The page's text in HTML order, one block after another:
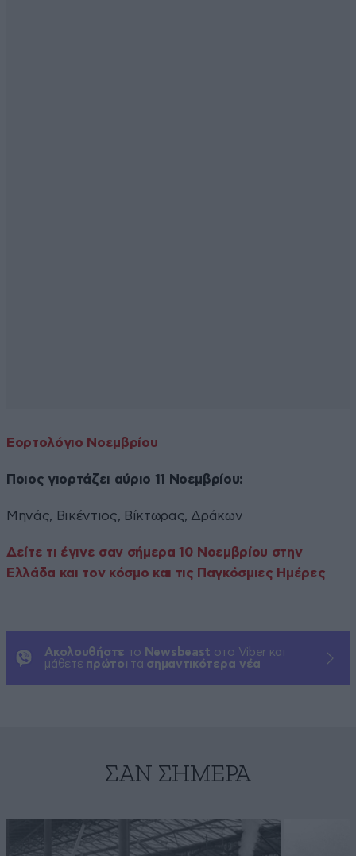
Εορτολόγιο Νοεμβρίου
Ποιος γιορτάζει αύριο 11 Νοεμβρίου:
Μηνάς, Βικέντιος, Βίκτωρας, Δράκων
Δείτε τι έγινε σαν σήμερα 10 Νοεμβρίου στην
Ελλάδα και τον κόσμο και τις Παγκόσμιες Ημέρες
Ακολουθήστε το Newsbeast στο Viber και
μάθετε πρώτοι τα σημαντικότερα νέα
ΣΑΝ ΣΉΜΕΡΑ